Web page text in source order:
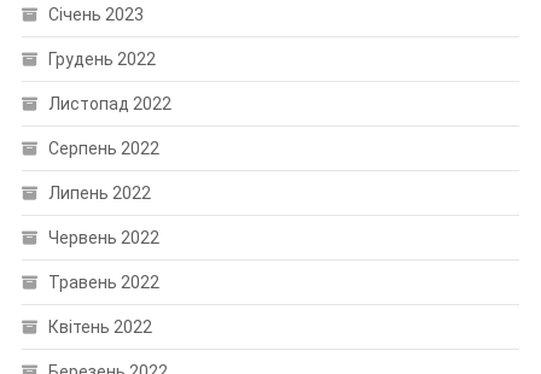
Січень 2023
Грудень 2022
Листопад 2022
Серпень 2022
Липень 2022
Червень 2022
Травень 2022
Квітень 2022